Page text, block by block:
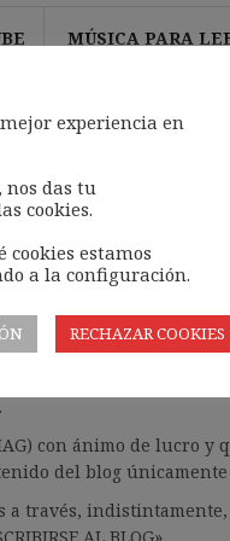
MÚSICA PARA
con ánimo de lucro y
del blog únicamente
través, indistintamente,
AL BLOG».
experiencia en
nos das tu
cookies.
cookies estamos
a la configuración.
RECHAZAR COOKIES